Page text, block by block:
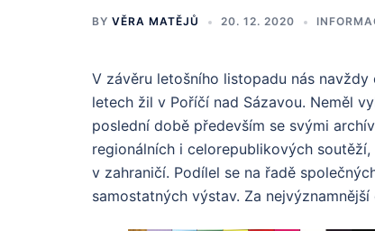
BY VĚRA MATĚJŮ 20. 12. 2020
V závěru letošního listopadu nás
letech žil v Poříčí nad Sázavou. Neměl
poslední době především se svými
regionálních i celorepublikových
v zahraničí. Podílel se na řadě
samostatných výstav. Za